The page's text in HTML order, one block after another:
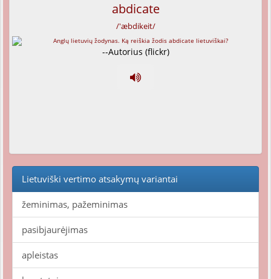
abdicate
/'æbdikeit/
--Autorius (flickr)
Lietuviški vertimo atsakymų variantai
žeminimas, pažeminimas
pasibjaurėjimas
apleistas